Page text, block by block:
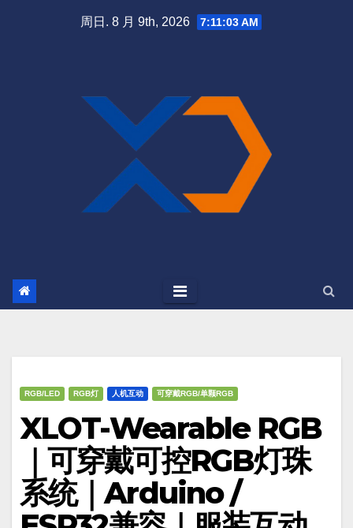
周日. 8 月 9th, 2026 7:11:03 AM
RGB/LED RGB灯 人机互动 可穿戴RGB/单颗RGB
XLOT-Wearable RGB
｜可穿戴可控RGB灯珠
系统｜Arduino /